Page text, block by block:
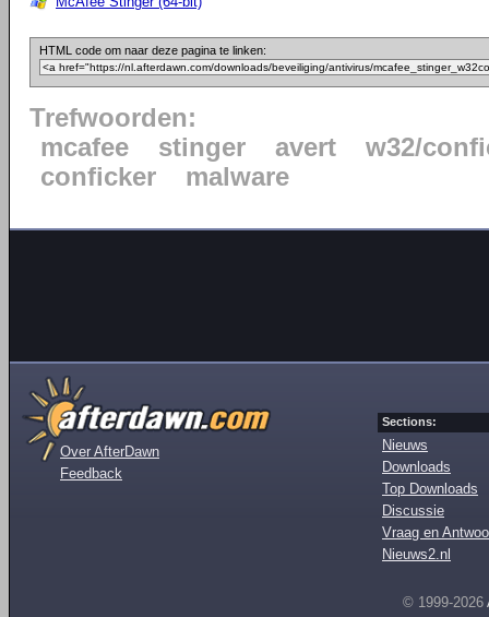
HTML code om naar deze pagina te linken:
Trefwoorden:
mcafee
stinger avert
w32/
conficker
malware
Over AfterDawn
Feedback
Sections:
Nieuws
Downloads
Top Downloads
Discussie
Vraag en
Nieuws2.nl
© 1999-2026